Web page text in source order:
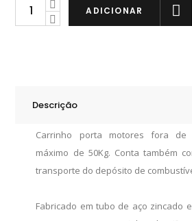
Carrinho
ADICIONAR
Descrição
Carrinho porta motores fora
máximo de 50Kg. Conta também
transporte do depósito de
Fabricado em tubo de aço zincado